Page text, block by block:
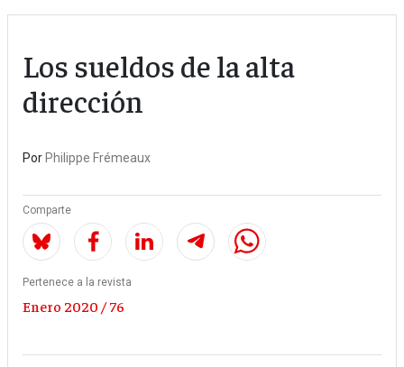
Los sueldos de la alta
dirección
Por Philippe Frémeaux
Comparte
Pertenece a la revista
Enero 2020 / 76